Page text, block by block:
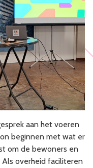
aan het voeren
beginnen met wat er
om de bewoners en
overheid faciliteren